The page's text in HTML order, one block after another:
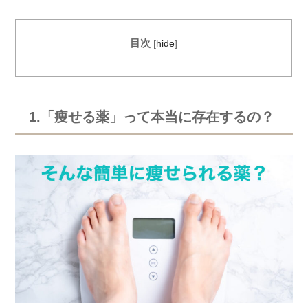
目次 [hide]
1.「痩せる薬」って本当に存在するの？